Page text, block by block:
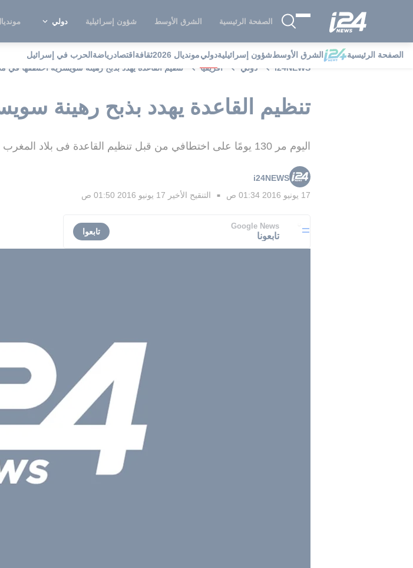
الصفحة الرئيسية الشرق الأوسط شؤون إسرائيلية دولي مونديال
الصفحة الرئيسية الشرق الأوسطشؤون إسرائيليةدوليمونديال 2026 ثقافة اقتصادرياضة الحرب في إسرائيل
i24NEWS
دولي افريقيا تنظيم القاعدة يهدد بذبح رهينة سويسرية اختطفها في
تنظيم القاعدة يهدد بذبح رهينة
اليوم مر 130 يومًا على اختطافي من قبل تنظيم القاعدة فى بلاد المغرب الإسلامي"، وأكدت أنها بصحة جيدة
i24NEWS
17 يونيو 2016 01:34 ص
■ التنقيح الأخير 17 يونيو 2016 01:50 ص
Google News
تابعونا تابعوا